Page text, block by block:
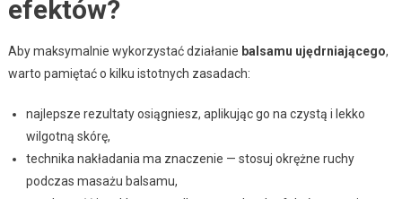
efektów?
Aby maksymalnie wykorzystać działanie balsamu ujędrniającego,
warto pamiętać o kilku istotnych zasadach:
najlepsze rezultaty osiągniesz, aplikując go na czystą i lekko
wilgotną skórę,
technika nakładania ma znaczenie — stosuj okrężne ruchy
podczas masażu balsamu,